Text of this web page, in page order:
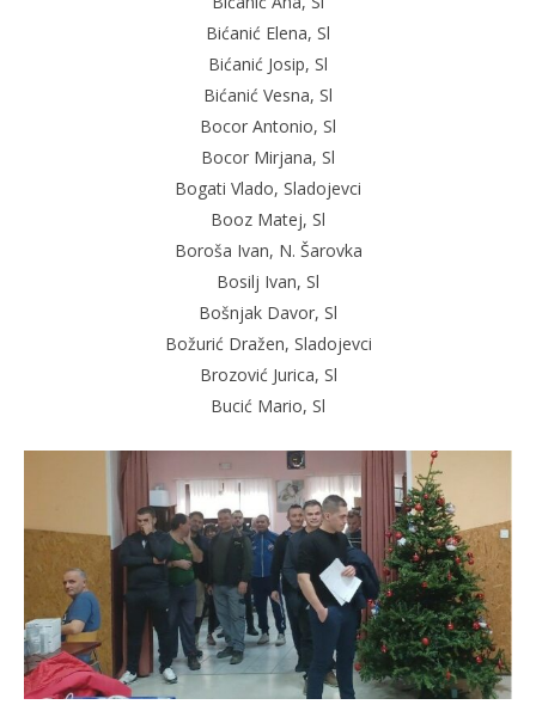
Bićanić Elena, Sl
Bićanić Josip, Sl
Bićanić Vesna, Sl
Bocor Antonio, Sl
Bocor Mirjana, Sl
Bogati Vlado, Sladojevci
Booz Matej, Sl
Boroša Ivan, N. Šarovka
Bosilj Ivan, Sl
Bošnjak Davor, Sl
Božurić Dražen, Sladojevci
Brozović Jurica, Sl
Bucić Mario, Sl